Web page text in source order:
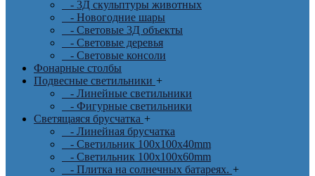
- 3Д скульптуры животных
- Новогодние шары
- Световые 3Д объекты
- Световые деревья
- Световые консоли
Фонарные столбы
Подвесные светильники +
- Линейные светильники
- Фигурные светильники
Светящаяся брусчатка +
- Линейная брусчатка
- Светильник 100x100x40mm
- Светильник 100x100x60mm
- Плитка на солнечных батареях. +